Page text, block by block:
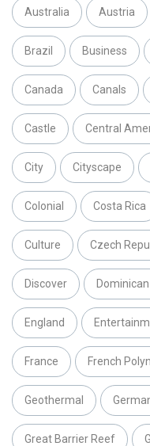
Australia Austria
Brazil Business
Canada Canals
Castle Central
City Cityscape
Colonial Costa Rica
Culture Czech
Discover
England
France French
Geothermal
Great Barrier Reef